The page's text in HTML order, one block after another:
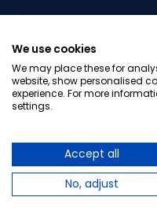
We use cookies
We may place these for
website, show personalised
experience. For more
settings.
Accept all
No, adjust